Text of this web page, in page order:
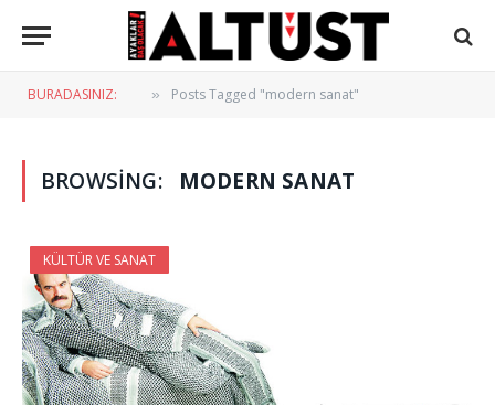
BURADASINIZ: » Posts Tagged "modern sanat"
BROWSING: MODERN SANAT
KÜLTÜR VE SANAT